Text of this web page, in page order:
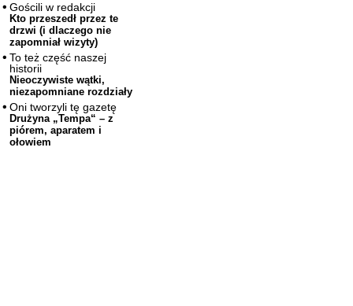
Gościli w redakcji
Kto przeszedł przez te
drzwi (i dlaczego nie
zapomniał wizyty)
To też część naszej
historii
Nieoczywiste wątki,
niezapomniane rozdziały
Oni tworzyli tę gazetę
Drużyna „Tempa“ – z
piórem, aparatem i
ołowiem